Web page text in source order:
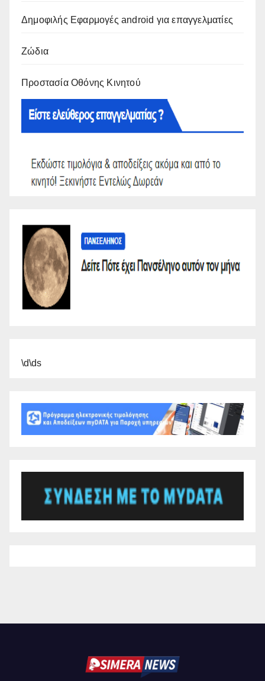
Δημοφιλής Εφαρμογές android για επαγγελματίες
Ζώδια
Προστασία Οθόνης Κινητού
\d\ds